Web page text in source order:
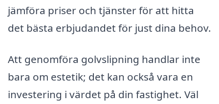
jämföra priser och tjänster för att hitta
det bästa erbjudandet för just dina behov.
Att genomföra golvslipning handlar inte
bara om estetik; det kan också vara en
investering i värdet på din fastighet. Väl